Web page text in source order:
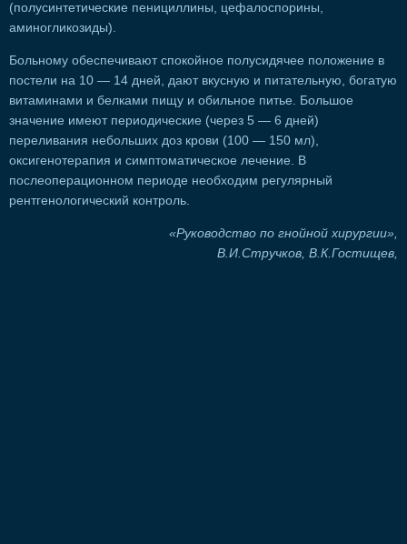
(полусинтетические пенициллины, цефалоспорины,
аминогликозиды).
Больному обеспечивают спокойное полусидячее положение в
постели на 10 — 14 дней, дают вкусную и питательную, богатую
витаминами и белками пищу и обильное питье. Большое
значение имеют периодические (через 5 — 6 дней)
переливания небольших доз крови (100 — 150 мл),
оксигенотерапия и симптоматическое лечение. В
послеоперационном периоде необходим регулярный
рентгенологический контроль.
«Руководство по гнойной хирургии»,
В.И.Стручков, В.К.Гостищев,